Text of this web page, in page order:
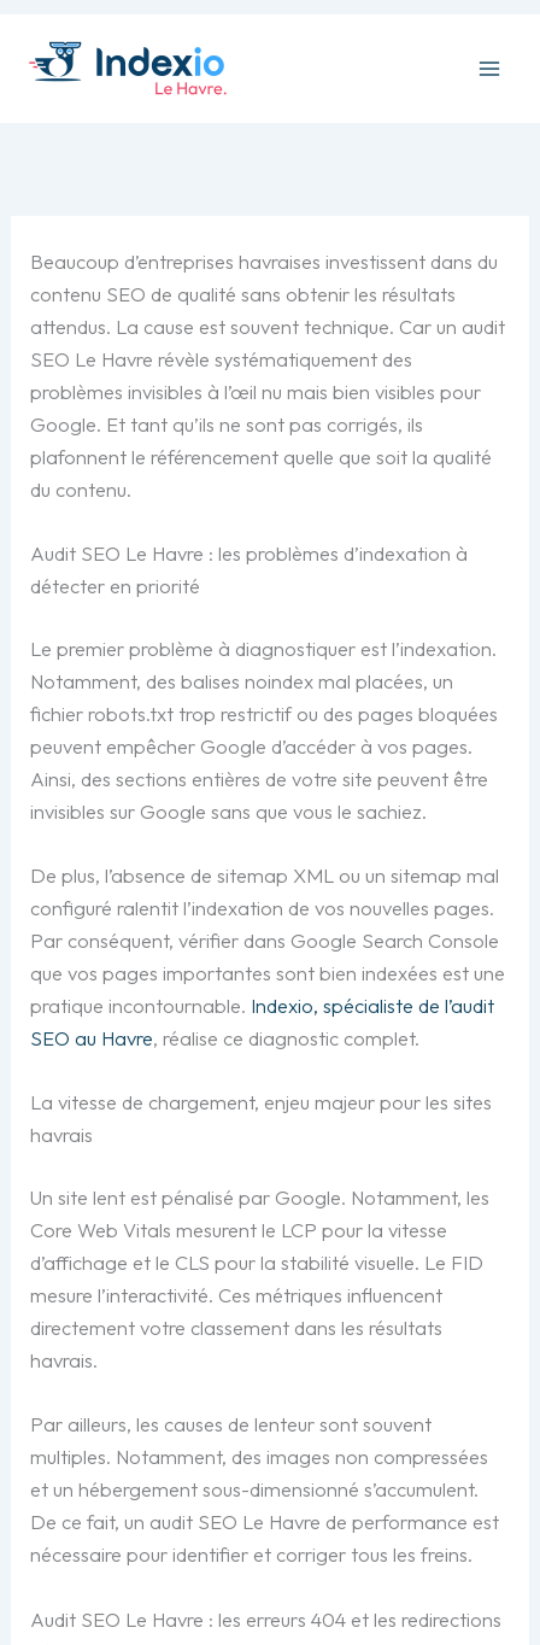
contenu
Beaucoup d’entreprises havraises investissent dans du
contenu SEO de qualité sans obtenir les résultats
attendus. La cause est souvent technique. Car un audit
SEO Le Havre révèle systématiquement des
problèmes invisibles à l’œil nu mais bien visibles pour
Google. Et tant qu’ils ne sont pas corrigés, ils
plafonnent le référencement quelle que soit la qualité
du contenu.
Audit SEO Le Havre : les problèmes d’indexation à
détecter en priorité
Le premier problème à diagnostiquer est l’indexation.
Notamment, des balises noindex mal placées, un
fichier robots.txt trop restrictif ou des pages bloquées
peuvent empêcher Google d’accéder à vos pages.
Ainsi, des sections entières de votre site peuvent être
invisibles sur Google sans que vous le sachiez.
De plus, l’absence de sitemap XML ou un sitemap mal
configuré ralentit l’indexation de vos nouvelles pages.
Par conséquent, vérifier dans Google Search Console
que vos pages importantes sont bien indexées est une
pratique incontournable. Indexio, spécialiste de l’audit
SEO au Havre, réalise ce diagnostic complet.
La vitesse de chargement, enjeu majeur pour les sites
havrais
Un site lent est pénalisé par Google. Notamment, les
Core Web Vitals mesurent le LCP pour la vitesse
d’affichage et le CLS pour la stabilité visuelle. Le FID
mesure l’interactivité. Ces métriques influencent
directement votre classement dans les résultats
havrais.
Par ailleurs, les causes de lenteur sont souvent
multiples. Notamment, des images non compressées
et un hébergement sous-dimensionné s’accumulent.
De ce fait, un audit SEO Le Havre de performance est
nécessaire pour identifier et corriger tous les freins.
Audit SEO Le Havre : les erreurs 404 et les redirections